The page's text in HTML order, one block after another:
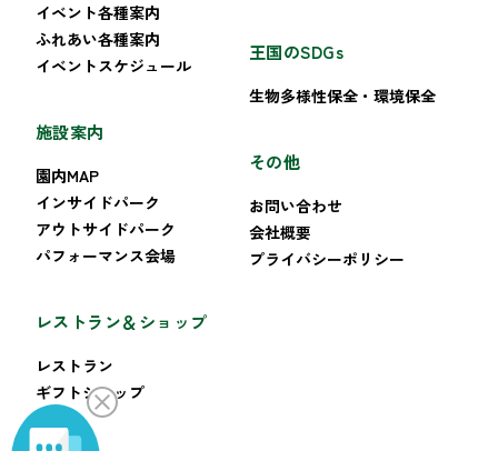
イベント各種案内
ふれあい各種案内
イベントスケジュール
施設案内
園内MAP
インサイドパーク
アウトサイドパーク
パフォーマンス会場
レストラン＆ショップ
レストラン
ギフトショップ
王国のSDGs
生物多様性保全・環境保全
その他
お問い合わせ
会社概要
プライバシーポリシー